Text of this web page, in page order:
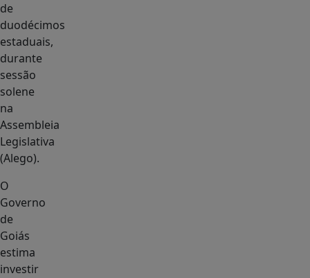
de
duodécimos
estaduais,
durante
sessão
solene
na
Assembleia
Legislativa
(Alego).
O
Governo
de
Goiás
estima
investir